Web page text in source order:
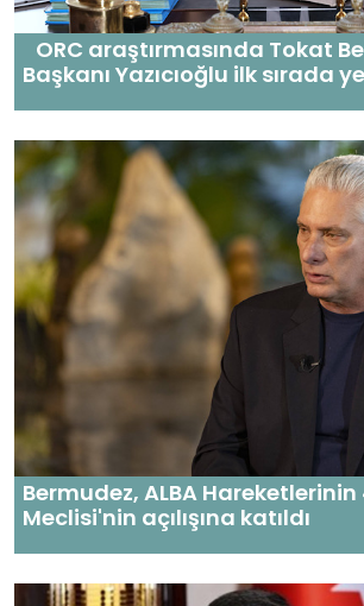
ORC araştırmasında Tokat
Başkanı Yazıcıoğlu ilk sırada
Bermudez, ALBA Hareketlerinin
Meclisi'nin açılışına katıldı